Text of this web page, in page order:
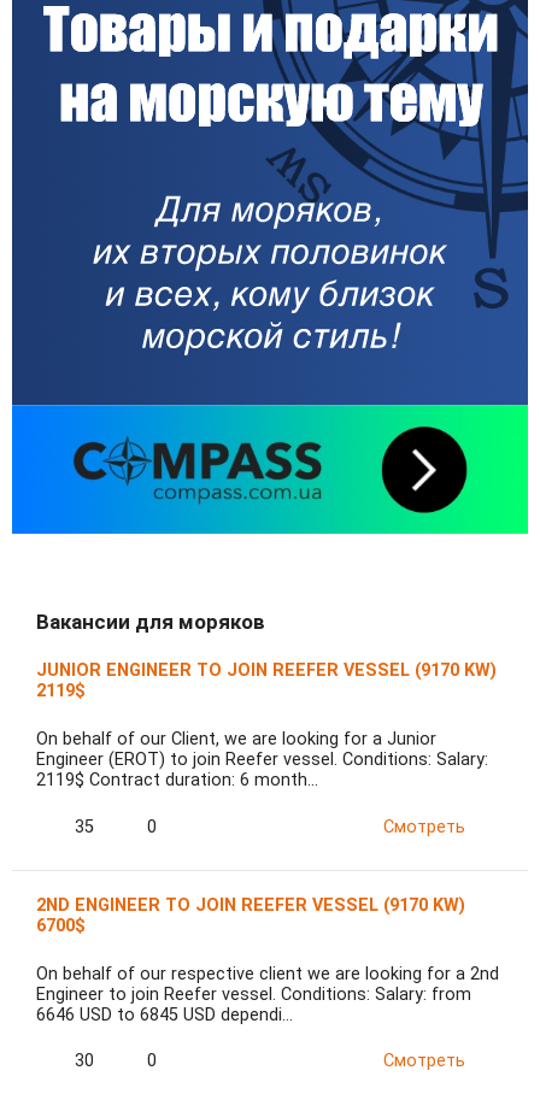
Вакансии для моряков
JUNIOR ENGINEER TO JOIN REEFER VESSEL (9170 KW)
2119$
On behalf of our Client, we are looking for a Junior
Engineer (EROT) to join Reefer vessel. Conditions: Salary:
2119$ Contract duration: 6 month…
35 0 Смотреть
2ND ENGINEER TO JOIN REEFER VESSEL (9170 KW)
6700$
On behalf of our respective client we are looking for a 2nd
Engineer to join Reefer vessel. Conditions: Salary: from
6646 USD to 6845 USD dependi…
30 0 Смотреть